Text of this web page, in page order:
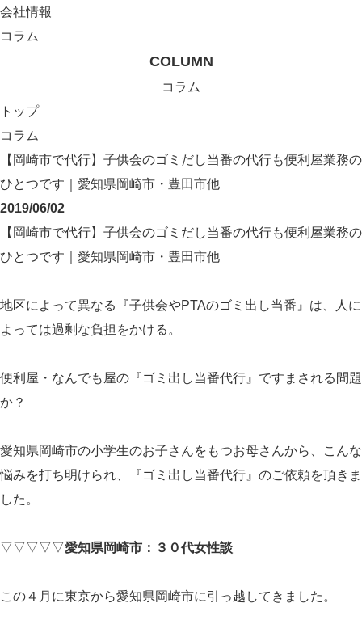
会社情報
コラム
COLUMN
コラム
トップ
コラム
【岡崎市で代行】子供会のゴミだし当番の代行も便利屋業務の
ひとつです｜愛知県岡崎市・豊田市他
2019/06/02
【岡崎市で代行】子供会のゴミだし当番の代行も便利屋業務の
ひとつです｜愛知県岡崎市・豊田市他
地区によって異なる『子供会やPTAのゴミ出し当番』は、人に
よっては過剰な負担をかける。
便利屋・なんでも屋の『ゴミ出し当番代行』ですまされる問題
か？
愛知県岡崎市の小学生のお子さんをもつお母さんから、こんな
悩みを打ち明けられ、『ゴミ出し当番代行』のご依頼を頂きま
した。
▽▽▽▽▽愛知県岡崎市：３０代女性談
この４月に東京から愛知県岡崎市に引っ越してきました。